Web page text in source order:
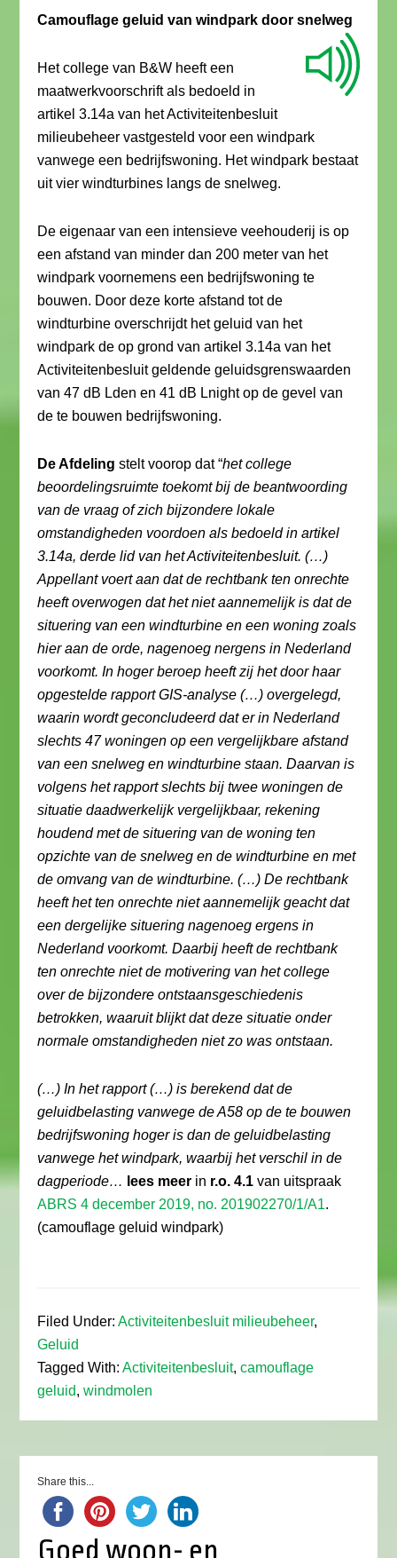
Camouflage geluid van windpark door snelweg
Het college van B&W heeft een
maatwerkvoorschrift als bedoeld in
artikel 3.14a van het Activiteitenbesluit
milieubeheer vastgesteld voor een windpark
vanwege een bedrijfswoning. Het windpark bestaat
uit vier windturbines langs de snelweg.
De eigenaar van een intensieve veehouderij is op
een afstand van minder dan 200 meter van het
windpark voornemens een bedrijfswoning te
bouwen. Door deze korte afstand tot de
windturbine overschrijdt het geluid van het
windpark de op grond van artikel 3.14a van het
Activiteitenbesluit geldende geluidsgrenswaarden
van 47 dB Lden en 41 dB Lnight op de gevel van
de te bouwen bedrijfswoning.
De Afdeling stelt voorop dat “het college
beoordelingsruimte toekomt bij de beantwoording
van de vraag of zich bijzondere lokale
omstandigheden voordoen als bedoeld in artikel
3.14a, derde lid van het Activiteitenbesluit. (…)
Appellant voert aan dat de rechtbank ten onrechte
heeft overwogen dat het niet aannemelijk is dat de
situering van een windturbine en een woning zoals
hier aan de orde, nagenoeg nergens in Nederland
voorkomt. In hoger beroep heeft zij het door haar
opgestelde rapport GIS-analyse (…) overgelegd,
waarin wordt geconcludeerd dat er in Nederland
slechts 47 woningen op een vergelijkbare afstand
van een snelweg en windturbine staan. Daarvan is
volgens het rapport slechts bij twee woningen de
situatie daadwerkelijk vergelijkbaar, rekening
houdend met de situering van de woning ten
opzichte van de snelweg en de windturbine en met
de omvang van de windturbine. (…) De rechtbank
heeft het ten onrechte niet aannemelijk geacht dat
een dergelijke situering nagenoeg ergens in
Nederland voorkomt. Daarbij heeft de rechtbank
ten onrechte niet de motivering van het college
over de bijzondere ontstaansgeschiedenis
betrokken, waaruit blijkt dat deze situatie onder
normale omstandigheden niet zo was ontstaan.
(…) In het rapport (…) is berekend dat de
geluidbelasting vanwege de A58 op de te bouwen
bedrijfswoning hoger is dan de geluidbelasting
vanwege het windpark, waarbij het verschil in de
dagperiode… lees meer in r.o. 4.1 van uitspraak
ABRS 4 december 2019, no. 201902270/1/A1.
(camouflage geluid windpark)
Filed Under:Activiteitenbesluit milieubeheer,
Geluid
Tagged With:Activiteitenbesluit,camouflage
geluid,windmolen
Share this...
Goed woon- en